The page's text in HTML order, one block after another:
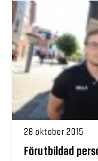
28 oktober 2015
Förutbildad